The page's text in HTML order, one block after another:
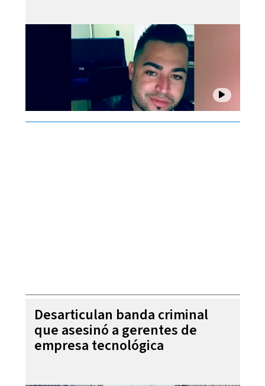
Desarticulan banda criminal
que asesinó a gerentes de
empresa tecnológica